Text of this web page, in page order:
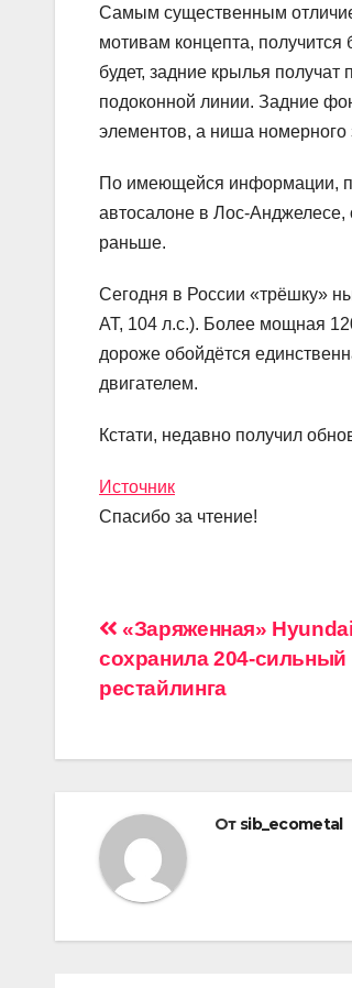
Самым существенным
мотивам концепта,
будет, задние крылья
подоконной линии. Задние
элементов, а ниша номерного
По имеющейся информации,
автосалоне в Лос-
раньше.
Сегодня в России «трёшку»
АТ, 104 л.с.). Более мощная
дороже обойдётся
двигателем.
Кстати, недавно получил
Источник
Спасибо за чтение!
Навигация
по
«Заряженная»
сохранила 204-сильный
рестайлинга
От sib_ecometal